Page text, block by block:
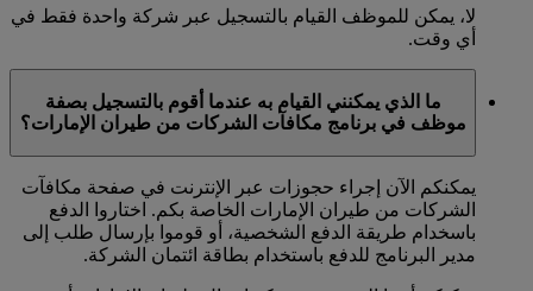
لا، يمكن للموظف القيام بالتسجيل عبر شركة واحدة فقط في
أي وقت.
ما الذي يمكنني القيام به عندما أقوم بالتسجيل بصفة
موظف في برنامج مكافآت الشركات من طيران الإمارات؟
يمكنكم الآن إجراء حجوزات عبر الإنترنت في صفحة مكافآت
الشركات من طيران الإمارات الخاصة بكم. اختاروا الدفع
باسخدام طريقة الدفع الشخصية، أو قوموا بإرسال طلب إلى
مدير البرنامج للدفع باستخدام بطاقة ائتمان الشركة.